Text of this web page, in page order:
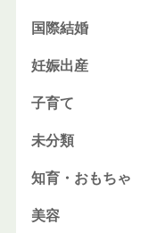
国際結婚
妊娠出産
子育て
未分類
知育・おもちゃ
美容